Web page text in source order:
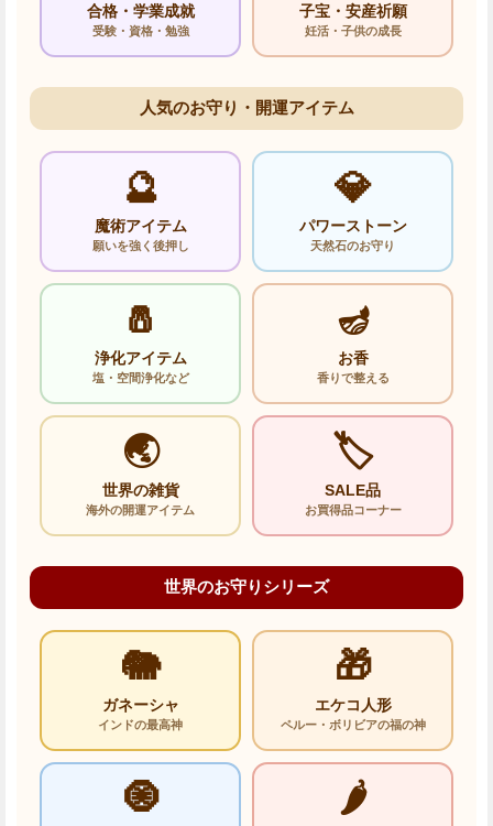
合格・学業成就
受験・資格・勉強
子宝・安産祈願
妊活・子供の成長
人気のお守り・開運アイテム
🔮
魔術アイテム
願いを強く後押し
💎
パワーストーン
天然石のお守り
🧂
浄化アイテム
塩・空間浄化など
🪔
お香
香りで整える
🌏
世界の雑貨
海外の開運アイテム
🏷️
SALE品
お買得品コーナー
世界のお守りシリーズ
🐘
ガネーシャ
インドの最高神
🎁
エケコ人形
ペルー・ボリビアの福の神
🧿 🌶️